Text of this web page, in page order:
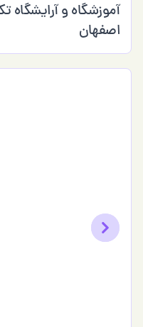
آموزشگاه و
اصفهان
Previous
Next